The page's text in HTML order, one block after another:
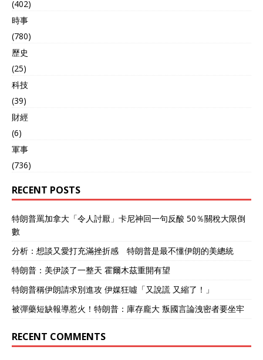
(402)
時事
(780)
歷史
(25)
科技
(39)
財經
(6)
軍事
(736)
RECENT POSTS
特朗普罵加拿大「令人討厭」卡尼神回一句反酸 50％關稅大限倒
數
分析：想談又愛打充滿挫折感 特朗普是最不懂伊朗的美總統
特朗普：美伊談了一整天 霍爾木茲重開有望
特朗普稱伊朗請求別進攻 伊媒狂噓「又說謊 又縮了！」
被彈藥短缺報導惹火！特朗普：庫存龐大 叛國言論洩密者要坐牢
RECENT COMMENTS